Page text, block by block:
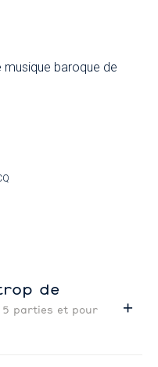
musique baroque de
de
parties et pour